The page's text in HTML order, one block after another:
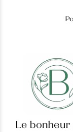
Le bonheur
Huile des
145,000
Blush Naturel
Huile
Crème pour
Serums
Huile Végétale